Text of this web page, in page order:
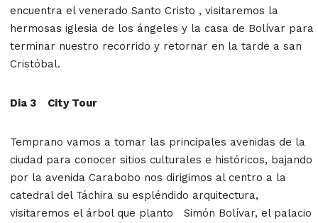
encuentra el venerado Santo Cristo , visitaremos la
hermosas iglesia de los ángeles y la casa de Bolívar para
terminar nuestro recorrido y retornar en la tarde a san
Cristóbal.
Dia 3 City Tour
Temprano vamos a tomar las principales avenidas de la
ciudad para conocer sitios culturales e históricos, bajando
por la avenida Carabobo nos dirigimos al centro a la
catedral del Táchira su espléndido arquitectura,
visitaremos el árbol que planto Simón Bolívar, el palacio